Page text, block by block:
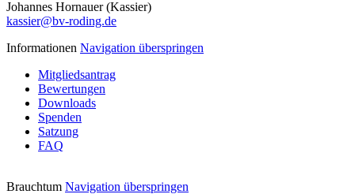
Johannes Hornauer (Kassier)
kassier@bv-roding.de
Informationen Navigation überspringen
Mitgliedsantrag
Bewertungen
Downloads
Spenden
Satzung
FAQ
Brauchtum Navigation überspringen